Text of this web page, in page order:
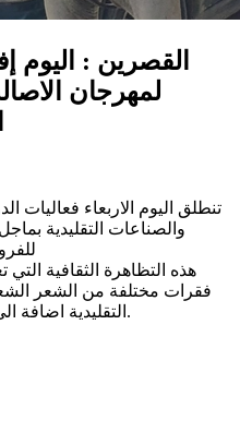
لمهرجان
والصناعات التقليدية
فقرات مختلفة من الشعر
التقليدية اضافة الى عروض تنشيطية موجهة للاطفال.